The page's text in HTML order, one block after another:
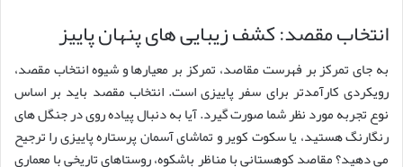
انتخاب مقصد: کشف زیبایی های پنهان پاییز
به جای تمرکز بر فهرست مقاصد، تمرکز بر معیارها و شیوه انتخاب مقصد،
رویکردی کارآمدتر برای سفر پاییزی است. انتخاب مقصد باید بر اساس
نوع تجربه مورد نظر شما صورت گیرد. آیا به دنبال پیاده روی در جنگل های
رنگارنگ هستید، یا سکوت کویر و تماشای آسمان پرستاره پاییزی را ترجیح
می دهید؟ مقاصد کوهستانی با مناظر باشکوه، روستاهای تاریخی با معماری